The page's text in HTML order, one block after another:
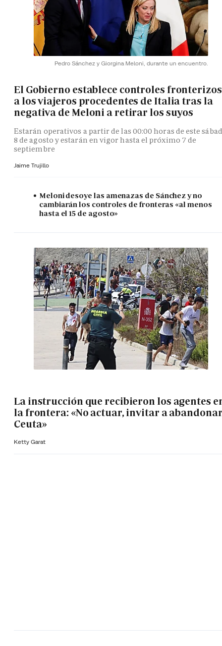
Pedro Sánchez y Giorgina Meloni, durante un encuentro.
El Gobierno establece controles fronterizos
a los viajeros procedentes de Italia tras la
negativa de Meloni a retirar los suyos
Estarán operativos a partir de las 00:00 horas de este
8 de agosto y estarán en vigor hasta el próximo 7 de
septiembre
Jaime Trujillo
Meloni desoye las amenazas de Sánchez y no
cambiarán los controles de fronteras «al menos
hasta el 15 de agosto»
La instrucción que recibieron los agentes
la frontera: «No actuar, invitar a
Ceuta»
Ketty Garat